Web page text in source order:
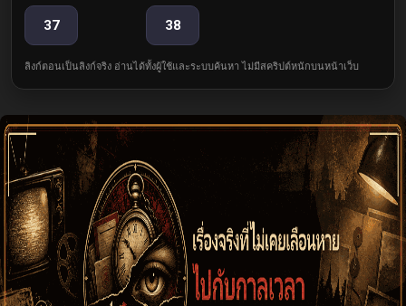
37 38
ลิงก์ตอนเป็นลิงก์จริง อ่านได้ทั้งผู้ใช้และระบบค้นหา ไม่มีสคริปต์หนักบนหน้าเว็บ